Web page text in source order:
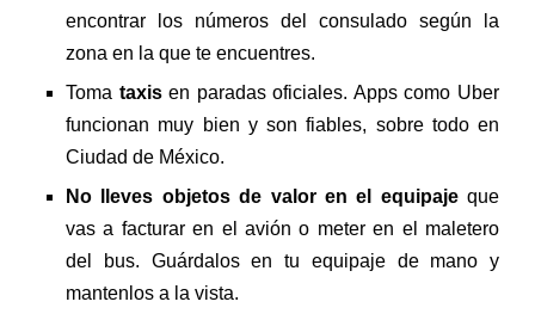
encontrar los números del consulado según la
zona en la que te encuentres.
Toma taxisen paradas oficiales. Apps como Uber
funcionan muy bien y son fiables, sobre todo en
Ciudad de México.
No lleves objetos de valor en el equipajeque
vas a facturar en el avión o meter en el maletero
del bus. Guárdalos en tu equipaje de mano y
mantenlos a la vista.